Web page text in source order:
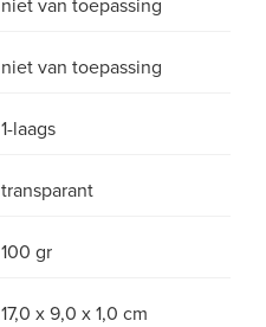
niet van toepassing
niet van toepassing
1-laags
transparant
100 gr
17,0 x 9,0 x 1,0 cm